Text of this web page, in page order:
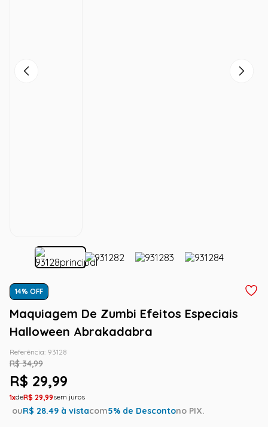
14% OFF
Maquiagem De Zumbi Efeitos Especiais
Halloween Abrakadabra
Referência: 93128
R$ 34,99
R$ 29,99
1 R$ 29,99
ouR$ 28.49 à vistacom5% de Descontono PIX.